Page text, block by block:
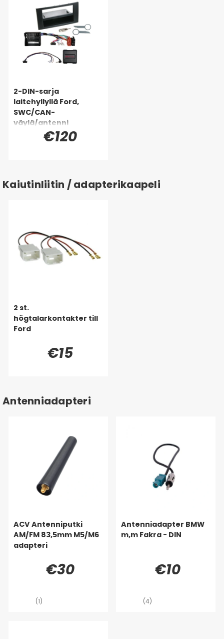
2-DIN-sarja
laitehyllyllä Ford,
SWC/CAN-
väylä/antenni
€120
Kaiutinliitin / adapterikaapeli
2 st.
högtalarkontakter till
Ford
€15
Antenniadapteri
ACV Antenniputki
AM/FM 83,5mm M5/M6
adapteri
€30
(1)
Antenniadapter BMW
m,m Fakra - DIN
€10
(4)